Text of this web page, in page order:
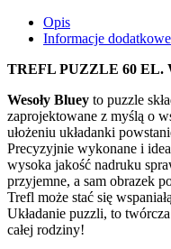
Opis
Informacje dodatkowe
TREFL PUZZLE 60 EL.
Wesoły Bluey to puzzle
zaprojektowane z myślą o
ułożeniu układanki
Precyzyjnie wykonane i
wysoka jakość nadruku
przyjemne, a sam obrazek
Trefl może stać się
Układanie puzzli, to
całej rodziny!